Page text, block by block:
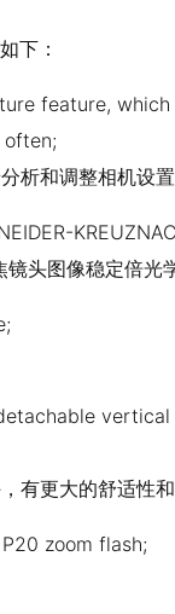
下：
feature,
析和调整相机设
头图像稳定倍光
有更大的舒适性
zoom flash;